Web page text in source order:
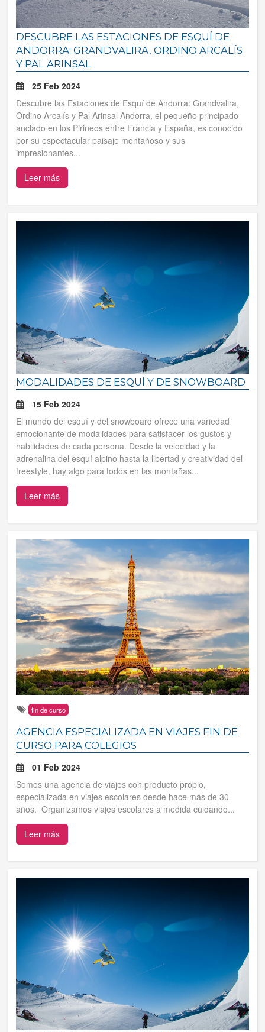
Tus reservas
Inicia sessión
Regístrate
DESCUBRE LAS ESTACIONES DE ESQUÍ DE
ANDORRA: GRANDVALIRA, ORDINO ARCALÍS
Y PAL ARINSAL
25 Feb 2024
Descubre las Estaciones de Esquí de Andorra: Grandvalira,
Ordino Arcalís y Pal Arinsal Andorra, el pequeño principado
anclado en los Pirineos entre Francia y España, es conocido
por su espectacular paisaje montañoso y sus
impresionantes...
Leer más
MODALIDADES DE ESQUÍ Y DE SNOWBOARD
15 Feb 2024
El mundo del esquí y del snowboard ofrece una variedad
emocionante de modalidades para satisfacer los gustos y
habilidades de cada persona. Desde la velocidad y la
adrenalina del esquí alpino hasta la libertad y creatividad del
freestyle, hay algo para todos en las montañas...
Leer más
fin de curso
AGENCIA ESPECIALIZADA EN VIAJES FIN DE
CURSO PARA COLEGIOS
01 Feb 2024
Somos una agencia de viajes con producto propio,
especializada en viajes escolares desde hace más de 30
años. Organizamos viajes escolares a medida cuidando...
Leer más